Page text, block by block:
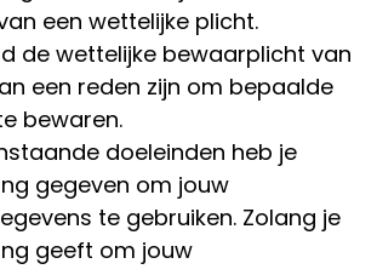
een wettelijke plicht.
de wettelijke bewaarplicht van
een reden zijn om bepaalde
bewaren.
doeleinden heb je
gegeven om jouw
te gebruiken. Zolang je
geeft om jouw